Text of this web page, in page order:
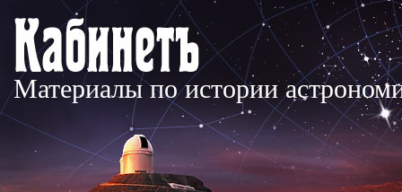
Материалы по истории